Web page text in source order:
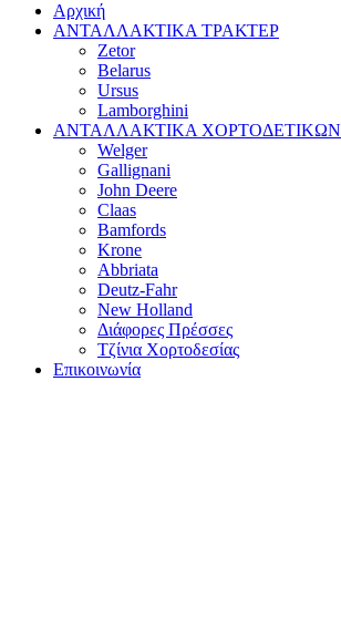
Αρχική
ΑΝΤΑΛΛΑΚΤΙΚΑ ΤΡΑΚΤΕΡ
Zetor
Belarus
Ursus
Lamborghini
ΑΝΤΑΛΛΑΚΤΙΚΑ ΧΟΡΤΟΔΕΤΙΚΩΝ
Welger
Gallignani
John Deere
Claas
Bamfords
Krone
Abbriata
Deutz-Fahr
New Holland
Διάφορες Πρέσσες
Τζίνια Χορτοδεσίας
Επικοινωνία